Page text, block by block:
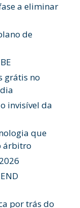
a eliminar
de
grátis no
invisível da
que
árbitro
por trás do